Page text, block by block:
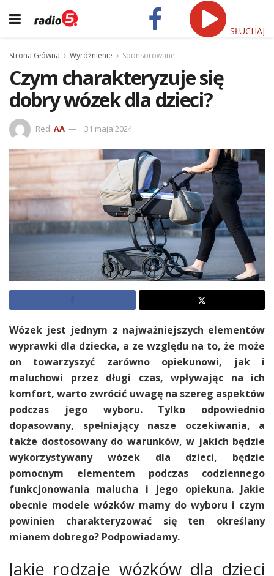
SŁUCHAJ
Strona Główna Wyróżnienie Sponsorowane
Czym charakteryzuje się
dobry wózek dla dzieci?
Red. AA 31 maja 2024
Wózek jest jednym z najważniejszych elementów
wyprawki dla dziecka, a ze względu na to, że może
on towarzyszyć zarówno opiekunowi, jak i
maluchowi przez długi czas, wpływając na ich
komfort, warto zwrócić uwagę na szereg aspektów
podczas jego wyboru. Tylko odpowiednio
dopasowany, spełniający nasze oczekiwania, a
także dostosowany do warunków, w jakich będzie
wykorzystywany wózek dla dzieci, będzie
pomocnym elementem podczas codziennego
funkcjonowania malucha i jego opiekuna. Jakie
obecnie modele wózków mamy do wyboru i czym
powinien charakteryzować się ten określany
mianem dobrego? Podpowiadamy.
Jakie rodzaje wózków dla dzieci